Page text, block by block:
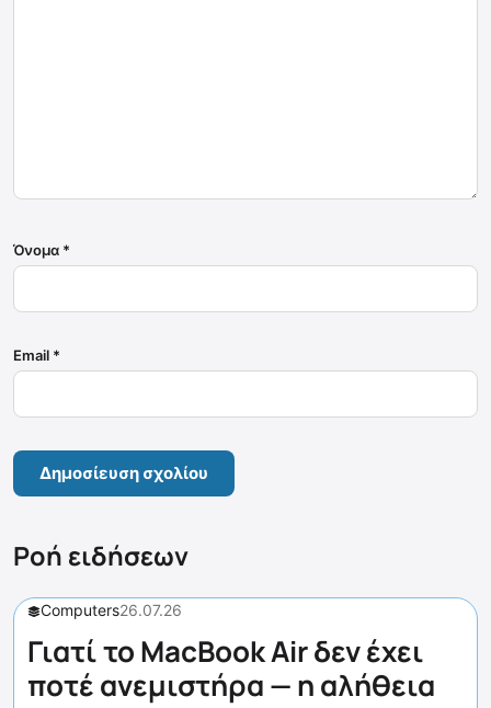
Όνομα *
Email *
Ροή ειδήσεων
Computers26.07.26
Γιατί το MacBook Air δεν έχει
ποτέ ανεμιστήρα — η αλήθεια